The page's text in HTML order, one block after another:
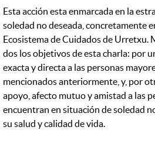
Esta acción esta enmarcada en la
soledad no deseada, concretamente
Ecosistema de Cuidados de Urretxu.
dos los objetivos de esta charla: por
exacta y directa a las personas
mencionados anteriormente, y, por
apoyo, afecto mutuo y amistad a las
encuentran en situación de soledad
su salud y calidad de vida.